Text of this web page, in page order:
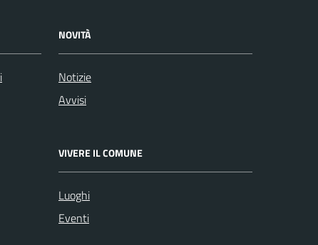
NOVITÀ
Notizie
Avvisi
VIVERE IL COMUNE
Luoghi
Eventi